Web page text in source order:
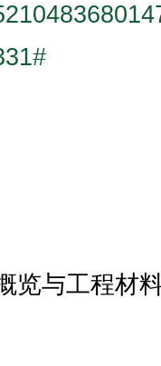
览与工程材